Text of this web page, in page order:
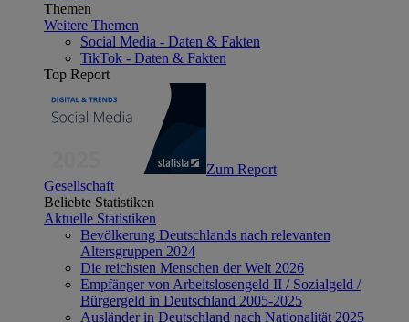
Themen
Weitere Themen
Social Media - Daten & Fakten
TikTok - Daten & Fakten
Top Report
Zum Report
Gesellschaft
Beliebte Statistiken
Aktuelle Statistiken
Bevölkerung Deutschlands nach relevanten
Altersgruppen 2024
Die reichsten Menschen der Welt 2026
Empfänger von Arbeitslosengeld II / Sozialgeld /
Bürgergeld in Deutschland 2005-2025
Ausländer in Deutschland nach Nationalität 2025